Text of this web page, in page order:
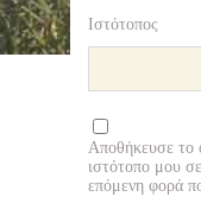
Ιστότοπος
Αποθήκευσε το
ιστότοπο μου
επόμενη φορά